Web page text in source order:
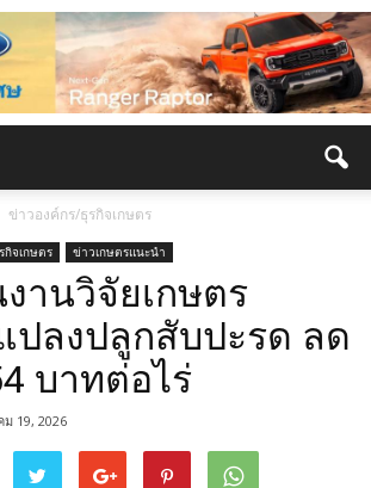
ข่าวองค์กร/ธุรกิจเกษตร
จเกษตร ข่าวเกษตรแนะนำ
านวิจัยเกษตร
ปลงปลูกสับปะรด ลด
บาทต่อไร่
19, 2026